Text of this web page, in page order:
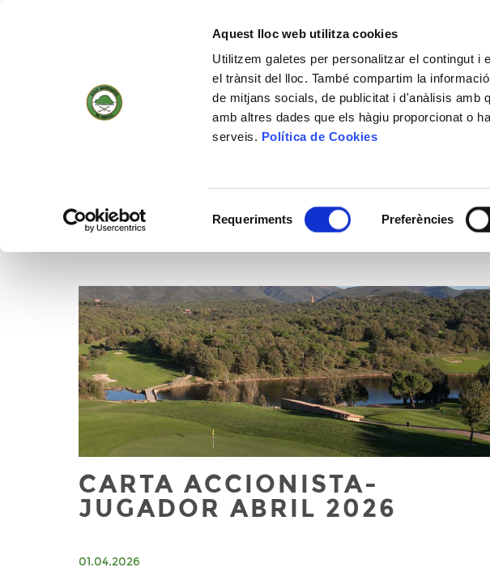
Aquest lloc web utilitza cookies
Utilitzem galetes per personalitzar el contingut
el trànsit del lloc. També compartim la
de mitjans socials, de publicitat i d'anàlisis amb
amb altres dades que els hàgiu proporcionat o
serveis. Política de Cookies
Requeriments Preferències
INICI EL CAMP ESCOLA
CARTA ACCIONISTA-
JUGADOR ABRIL 2026
01.04.2026